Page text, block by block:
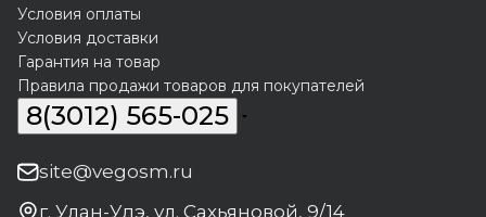
Условия оплаты
Условия доставки
Гарантия на товар
Правила продажи товаров для покупателей
8(3012) 565-025
site@vegosm.ru
г. Улан-Удэ, ул. Сахьяновой, 9/14